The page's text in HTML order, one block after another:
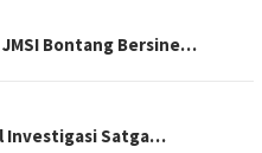
Bontang Bersine…
Investigasi Satga…